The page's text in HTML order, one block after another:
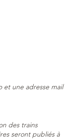
et une adresse mail
des trains
seront publiés à